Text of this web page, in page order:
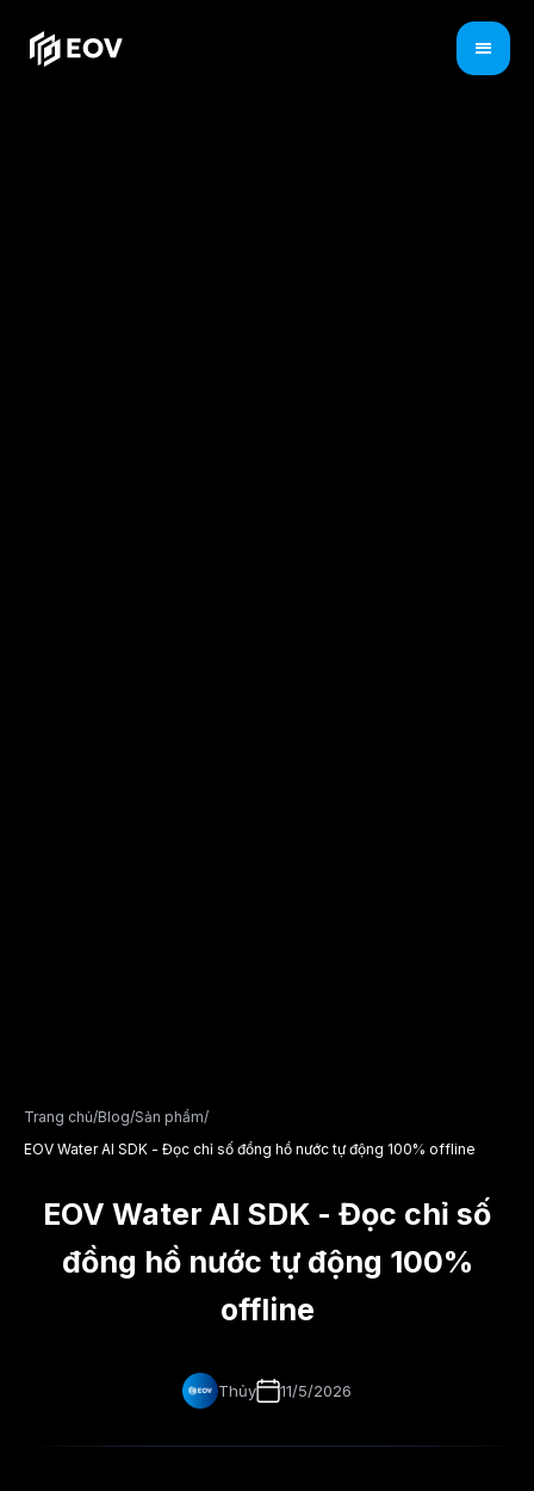
Trang chủ/Blog/Sản phẩm/
EOV Water AI SDK - Đọc chỉ số đồng hồ nước tự động 100% offline
EOV Water AI SDK - Đọc chỉ số
đồng hồ nước tự động 100%
offline
Thủy 11/5/2026